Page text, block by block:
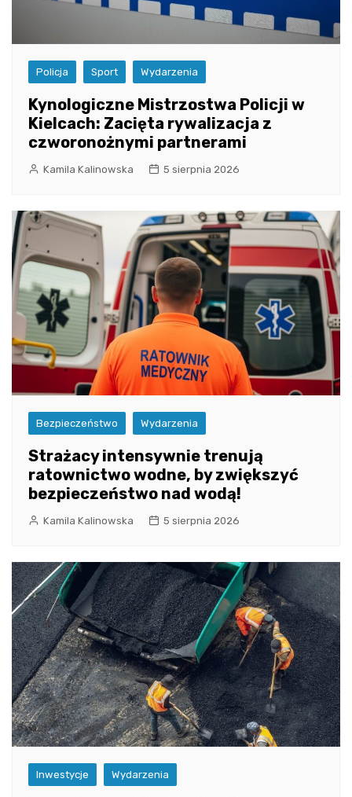
Policja Sport Wydarzenia
Kynologiczne Mistrzostwa Policji w
Kielcach: Zacięta rywalizacja z
czworonożnymi partnerami
Kamila Kalinowska 5 sierpnia 2026
Bezpieczeństwo Wydarzenia
Strażacy intensywnie trenują
ratownictwo wodne, by zwiększyć
bezpieczeństwo nad wodą!
Kamila Kalinowska 5 sierpnia 2026
Inwestycje Wydarzenia